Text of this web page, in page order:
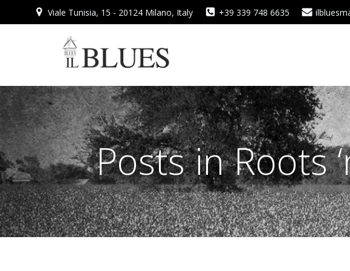
al
Viale Tunisia, 15 - 20124 Milano, Italy +39 339 748 6635
Posts in Roots